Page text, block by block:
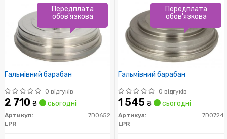
Гальмівний барабан
0 відгуків
2 710 ₴ сьогодні
Артикул:
7D0652
LPR
Передплата
обов'язкова
Гальмівний барабан
0 відгуків
1 545 ₴ сьогодні
Артикул:
7D0724
LPR
Передплата
обов'язкова